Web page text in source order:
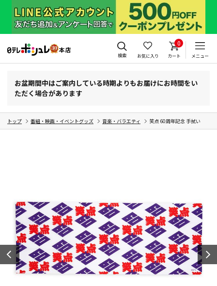
検索 お気に入り
0
カート メニュー
お盆期間中はご案内している時期よりもお届けにお時間をい
ただく場合があります
トップ 番組・映画・イベントグッズ 音楽・バラエティ 笑点 60周年記念 手拭い